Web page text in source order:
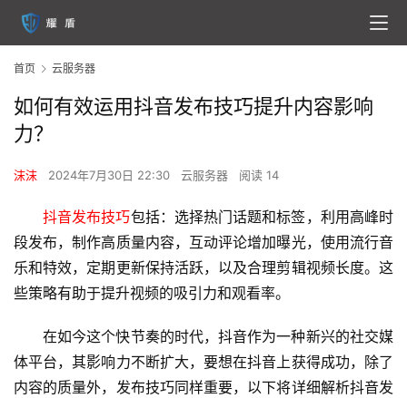
首页 云服务器
如何有效运用抖音发布技巧提升内容影响
力？
沫沫 2024年7月30日 22:30 云服务器 阅读 14
抖音发布技巧包括：选择热门话题和标签，利用高峰时
段发布，制作高质量内容，互动评论增加曝光，使用流行音
乐和特效，定期更新保持活跃，以及合理剪辑视频长度。这
些策略有助于提升视频的吸引力和观看率。
在如今这个快节奏的时代，抖音作为一种新兴的社交媒
体平台，其影响力不断扩大，要想在抖音上获得成功，除了
内容的质量外，发布技巧同样重要，以下将详细解析抖音发